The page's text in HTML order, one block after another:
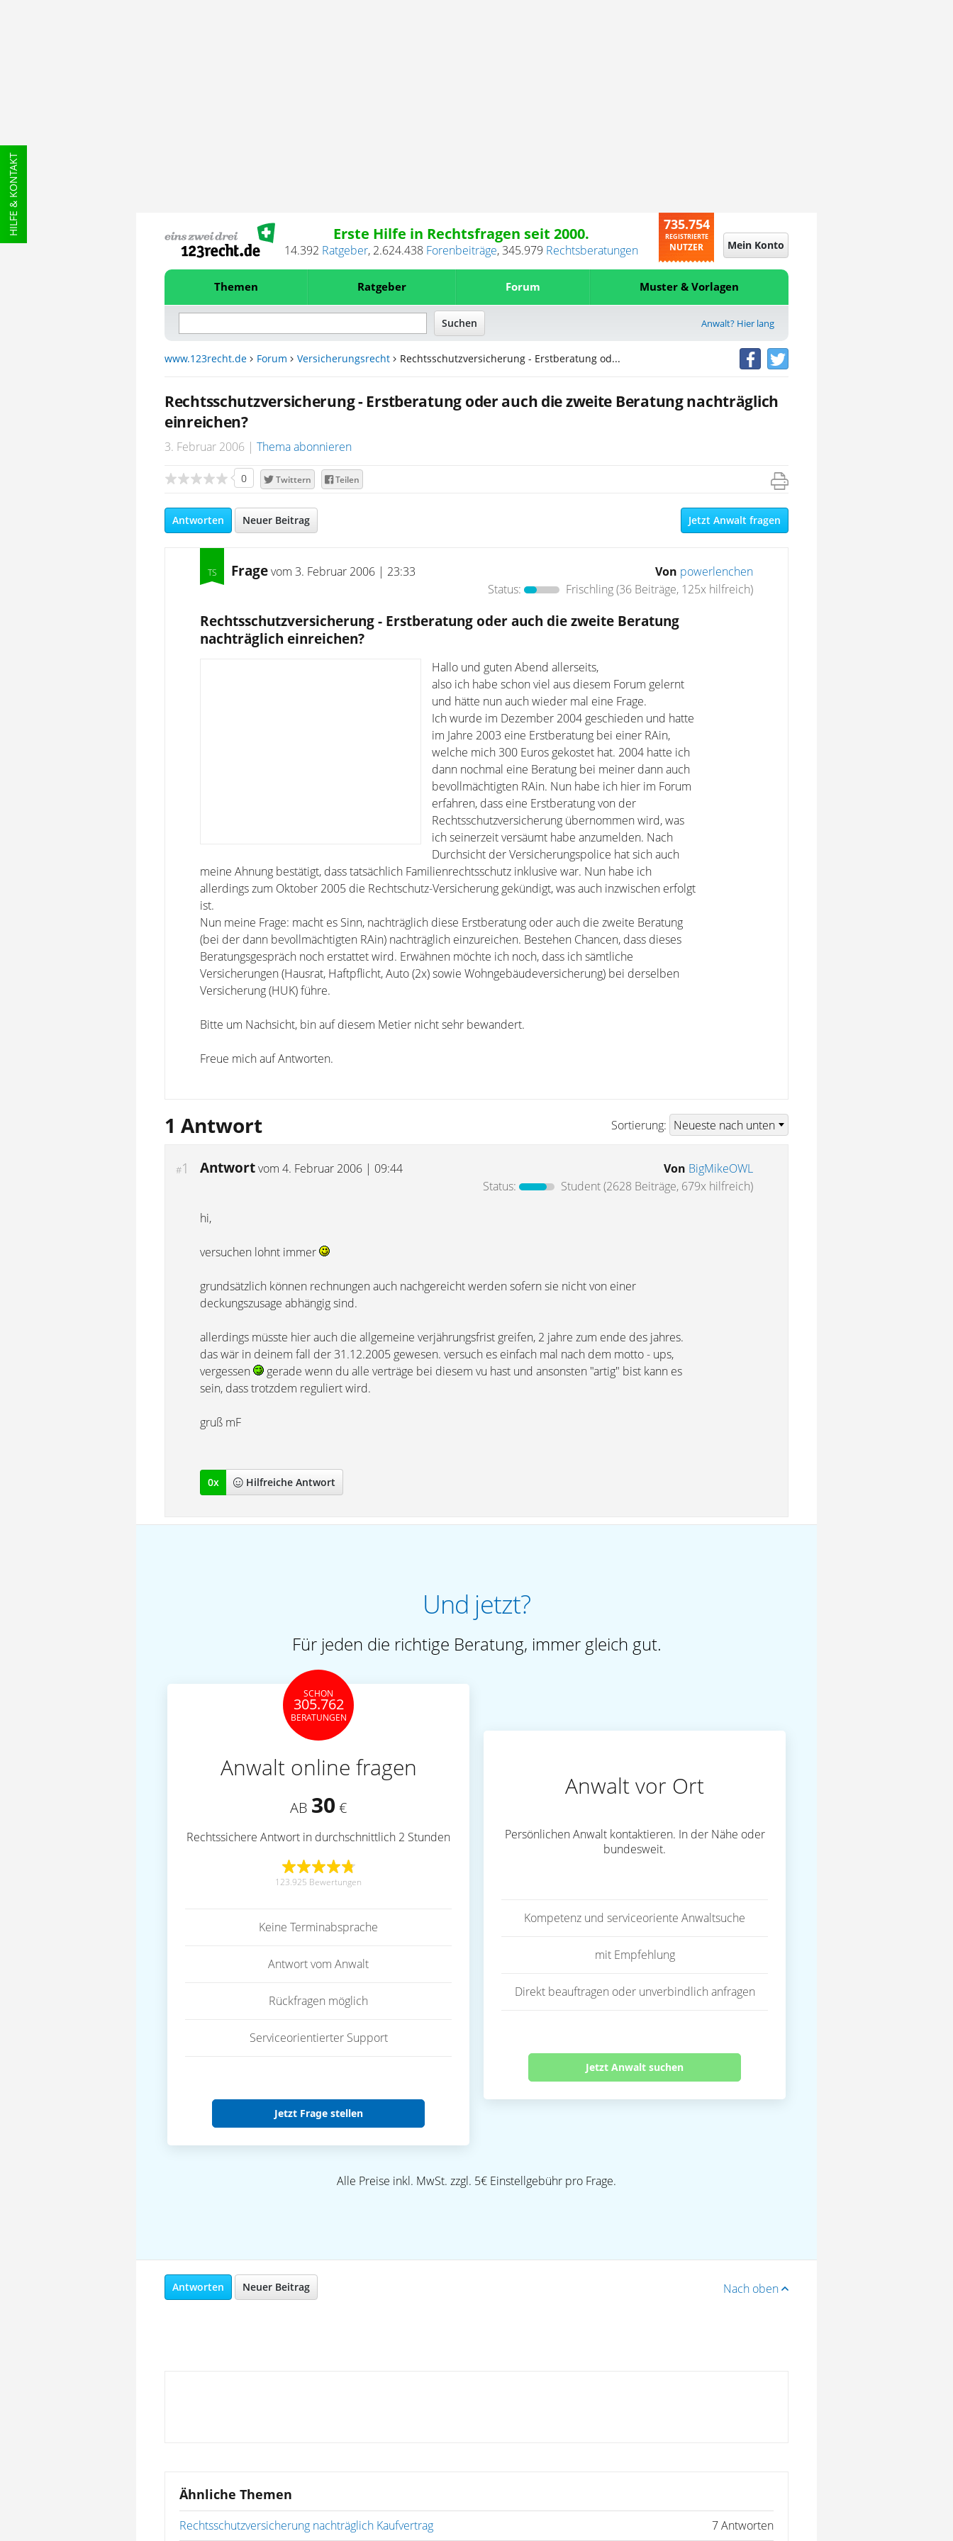
HILFE & KONTAKT Erste Hilfe in Rechtsfragen seit 2000.
14.392 Ratgeber, 2.624.438 Forenbeiträge,345.979 Rechtsberatungen
735.754
REGISTRIERTE
NUTZER Mein Konto
Themen Ratgeber Forum Muster & Vorlagen
Anwalt? Hier lang
www.123recht.de Forum Versicherungsrecht Rechtsschutzversicherung - Erstberatung od...
Rechtsschutzversicherung - Erstberatung oder auch die zweite Beratung nachträglich
einreichen?
3. Februar 2006 Thema abonnieren
0 Twittern Teilen
Antworten Neuer Beitrag Jetzt Anwalt fragen
Fragevom 3. Februar 2006 | 23:33 Von powerlenchen
Status:
Frischling(36 Beiträge, 125x hilfreich)
Rechtsschutzversicherung - Erstberatung oder auch die zweite Beratung
nachträglich einreichen?
Hallo und guten Abend allerseits,
also ich habe schon viel aus diesem Forum gelernt
und hätte nun auch wieder mal eine Frage.
Ich wurde im Dezember 2004 geschieden und hatte
im Jahre 2003 eine Erstberatung bei einer RAin,
welche mich 300 Euros gekostet hat. 2004 hatte ich
dann nochmal eine Beratung bei meiner dann auch
bevollmächtigten RAin. Nun habe ich hier im Forum
erfahren, dass eine Erstberatung von der
Rechtsschutzversicherung übernommen wird, was
ich seinerzeit versäumt habe anzumelden. Nach
Durchsicht der Versicherungspolice hat sich auch
meine Ahnung bestätigt, dass tatsächlich Familienrechtsschutz inklusive war. Nun habe ich
allerdings zum Oktober 2005 die Rechtschutz-Versicherung gekündigt, was auch inzwischen erfolgt
ist.
Nun meine Frage: macht es Sinn, nachträglich diese Erstberatung oder auch die zweite Beratung
(bei der dann bevollmächtigten RAin) nachträglich einzureichen. Bestehen Chancen, dass dieses
Beratungsgespräch noch erstattet wird. Erwähnen möchte ich noch, dass ich sämtliche
Versicherungen (Hausrat, Haftpflicht, Auto (2x) sowie Wohngebäudeversicherung) bei derselben
Versicherung (HUK) führe.
Bitte um Nachsicht, bin auf diesem Metier nicht sehr bewandert.
Freue mich auf Antworten.
1 Antwort Sortierung:
#1 Antwortvom 4. Februar 2006 | 09:44 Von BigMikeOWL
Status:
Student(2628 Beiträge, 679x hilfreich)
hi,
versuchen lohnt immer
grundsätzlich können rechnungen auch nachgereicht werden sofern sie nicht von einer
deckungszusage abhängig sind.
allerdings müsste hier auch die allgemeine verjährungsfrist greifen, 2 jahre zum ende des jahres.
das wär in deinem fall der 31.12.2005 gewesen. versuch es einfach mal nach dem motto - ups,
vergessen
gerade wenn du alle verträge bei diesem vu hast und ansonsten "artig" bist kann es
sein, dass trotzdem reguliert wird.
gruß mF
0x Hilfreiche Antwort
Und jetzt?
Für jeden die richtige Beratung, immer gleich gut.
SCHON
305.762
BERATUNGEN
Anwalt online fragen
AB 30 €
Rechtssichere Antwort in durchschnittlich 2 Stunden
123.925 Bewertungen
Keine Terminabsprache
Antwort vom Anwalt
Rückfragen möglich
Serviceorientierter Support
Jetzt Frage stellen
Anwalt vor Ort
Persönlichen Anwalt kontaktieren. In der Nähe oder
bundesweit.
Kompetenz und serviceoriente Anwaltsuche
mit Empfehlung
Direkt beauftragen oder unverbindlich anfragen
Jetzt Anwalt suchen
Alle Preise inkl. MwSt. zzgl. 5€ Einstellgebühr pro Frage.
Nach oben
Antworten Neuer Beitrag
Ähnliche Themen
Rechtsschutzversicherung nachträglich Kaufvertrag 7 Antworten